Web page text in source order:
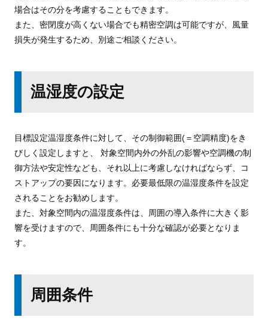
場合はその分を考慮することもできます。
また、密閉度が高くない場合でも精密空調は可能ですが、風量
損失が発生するため、別途ご相談ください。
温湿度の設定
目標設定温湿度条件に対して、その制御範囲(＝空調精度)をき
びしく設定しますと、 対象空間内外の外乱の影響や空調機の制
御方法や安定性なども、それ以上に考慮しなければならず、コ
ストアップの要因になります。必要最低限の温湿度条件を設定
されることをお勧めします。
また、対象空間内の温湿度条件は、周囲の導入条件に大きく影
響を受けますので、周囲条件にも十分な確認が必要となりま
す。
周囲条件